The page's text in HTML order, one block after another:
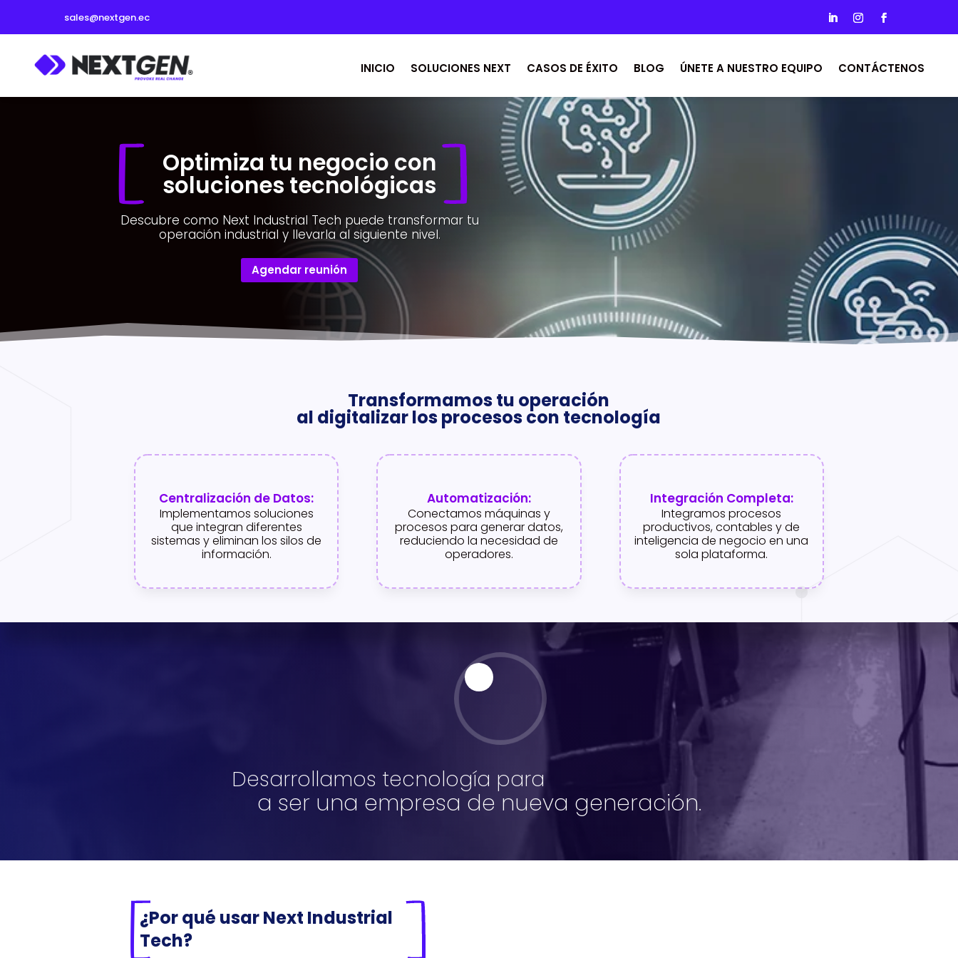
sales@nextgen.ec
INICIO SOLUCIONES NEXT CASOS DE ÉXITO BLOG ÚNETE A NUESTRO EQUIPO CONTÁCTENOS
Optimiza tu negocio con
soluciones tecnológicas
Descubre como Next Industrial Tech puede transformar tu
operación industrial y llevarla al siguiente nivel.
Agendar reunión
Transformamos tu operación
al digitalizar los procesos con tecnología
Centralización de Datos:
Implementamos soluciones
que integran diferentes
sistemas y eliminan los silos de
información.
Automatización:
Conectamos máquinas y
procesos para generar datos,
reduciendo la necesidad de
operadores.
Integración Completa:
Integramos procesos
productivos, contables y de
inteligencia de negocio en una
sola plataforma.
Desarrollamos tecnología para
a ser una empresa de nueva generación.
¿Por qué usar Next Industrial
Tech?